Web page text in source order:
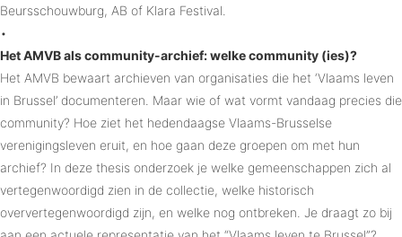
Beursschouwburg, AB of Klara Festival.
•
Het AMVB als community-archief: welke community (ies)?
Het AMVB bewaart archieven van organisaties die het ‘Vlaams leven
in Brussel’ documenteren. Maar wie of wat vormt vandaag precies die
community? Hoe ziet het hedendaagse Vlaams-Brusselse
verenigingsleven eruit, en hoe gaan deze groepen om met hun
archief? In deze thesis onderzoek je welke gemeenschappen zich al
vertegenwoordigd zien in de collectie, welke historisch
oververtegenwoordigd zijn, en welke nog ontbreken. Je draagt zo bij